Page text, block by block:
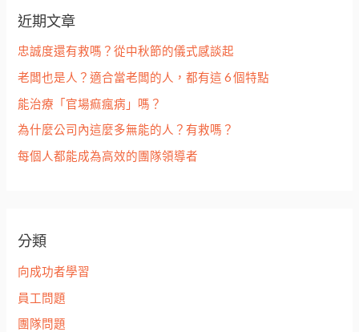
近期文章
忠誠度還有救嗎？從中秋節的儀式感談起
老闆也是人？適合當老闆的人，都有這 6 個特點
能治療「官場痲瘋病」嗎？
為什麼公司內這麼多無能的人？有救嗎？
每個人都能成為高效的團隊領導者
分類
向成功者學習
員工問題
團隊問題